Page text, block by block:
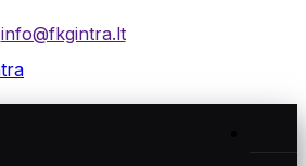
info@fkgintra.lt